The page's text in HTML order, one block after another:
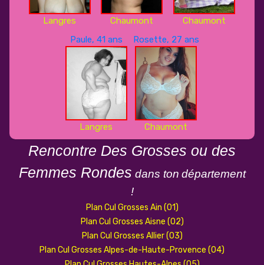
Langres Chaumont
Chaumont
Paule, 41 ans
Langres
Rosette, 27 ans
Chaumont
Rencontre Des Grosses ou des
Femmes Rondes dans ton département
!
Plan Cul Grosses Ain (01)
Plan Cul Grosses Aisne (02)
Plan Cul Grosses Allier (03)
Plan Cul Grosses Alpes-de-Haute-Provence (04)